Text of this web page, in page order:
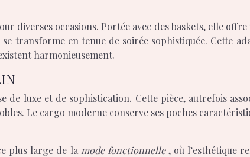
diverses occasions. Portée avec des baskets, elle
se transforme en tenue de soirée sophistiquée. Cette
harmonieusement.
luxe et de sophistication. Cette pièce, autrefois
Le cargo moderne conserve ses poches
plus large de la mode fonctionnelle, où l’esthétique